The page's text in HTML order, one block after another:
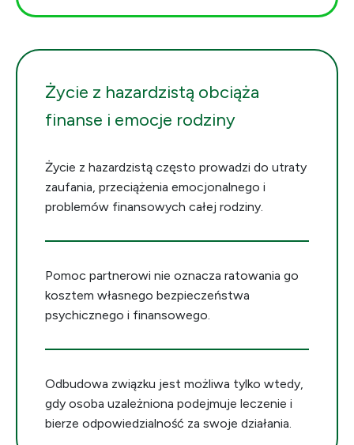
Życie z hazardzistą obciąża
finanse i emocje rodziny
Życie z hazardzistą często prowadzi do utraty
zaufania, przeciążenia emocjonalnego i
problemów finansowych całej rodziny.
Pomoc partnerowi nie oznacza ratowania go
kosztem własnego bezpieczeństwa
psychicznego i finansowego.
Odbudowa związku jest możliwa tylko wtedy,
gdy osoba uzależniona podejmuje leczenie i
bierze odpowiedzialność za swoje działania.